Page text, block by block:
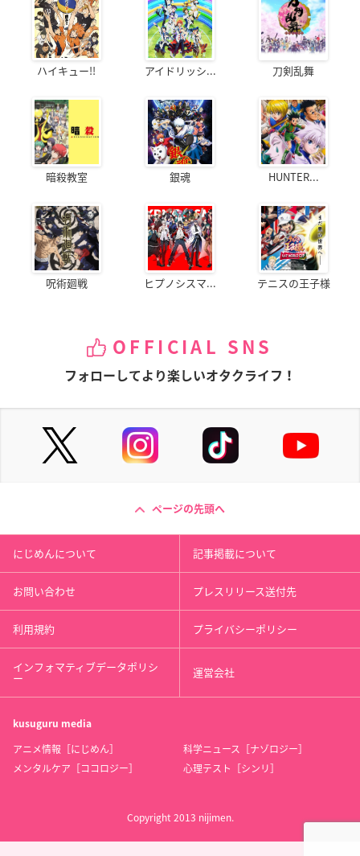
ハイキュー!! アイドリッシ... 刀剣乱舞
暗殺教室 銀魂 HUNTER...
呪術廻戦 ヒプノシスマ... テニスの王子様
OFFICIAL SNS
フォローしてより楽しいオタクライフ！
ページの先頭へ
にじめんについて 記事掲載について
お問い合わせ プレスリリース送付先
利用規約 プライバシーポリシー
インフォマティブデータポリシ
ー 運営会社
kusuguru media
アニメ情報［にじめん］
科学ニュース［ナゾロジー］
メンタルケア［ココロジー］
心理テスト［シンリ］
Copyright 2013 nijimen.